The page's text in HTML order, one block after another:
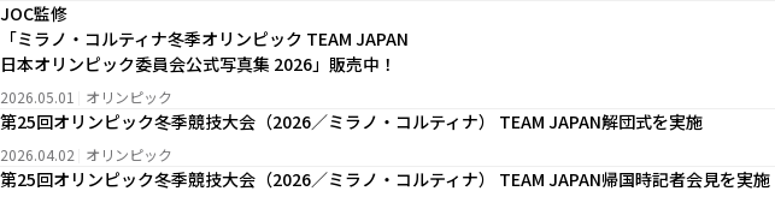
JOC監修
「ミラノ・コルティナ冬季オリンピック TEAM JAPAN
日本オリンピック委員会公式写真集 2026」販売中！
2026.05.01 オリンピック
第25回オリンピック冬季競技大会（2026／ミラノ・コルティナ） TEAM JAPAN解団式を実施
2026.04.02 オリンピック
第25回オリンピック冬季競技大会（2026／ミラノ・コルティナ） TEAM JAPAN帰国時記者会見を実施